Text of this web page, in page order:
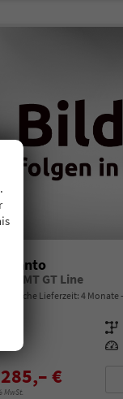
Picanto
5MT GT Line
Lieferzeit:4 Monate
Getriebe
Benzin Leistung
€
MwSt.